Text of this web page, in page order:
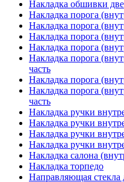
Накладка обшивки
Накладка порога
Накладка порога
Накладка порога
Накладка порога
Накладка порога
часть
Накладка порога
Накладка порога
часть
Накладка ручки
Накладка ручки
Накладка ручки
Накладка ручки
Накладка салона
Накладка торпедо
Направляющая стекла